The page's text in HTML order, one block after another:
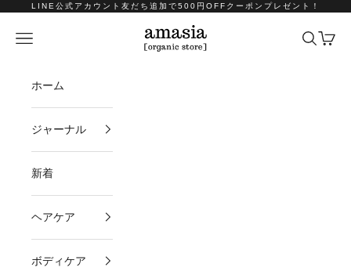
コンテンツへスキップ
LINE公式アカウント友だち追加で500円OFFクーポンプレゼント！
amasia organic store
メニュー 検索カート
ホーム
ジャーナル
新着
ヘアケア
ボディケア